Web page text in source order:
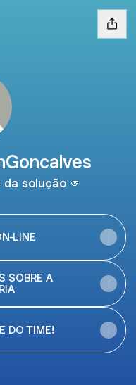
solução 🫵
LINE
SOBRE A
DO TIME!